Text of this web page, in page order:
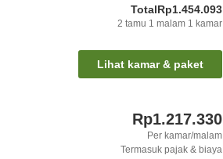
TotalRp1.454.093
2 tamu 1 malam 1 kamar
Lihat kamar & paket
Rp1.217.330
Per kamar/malam
Termasuk pajak & biaya